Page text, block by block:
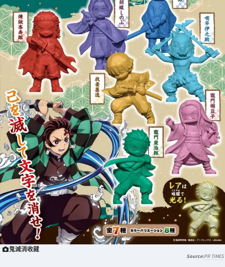
鬼滅消收藏
PR TIMES